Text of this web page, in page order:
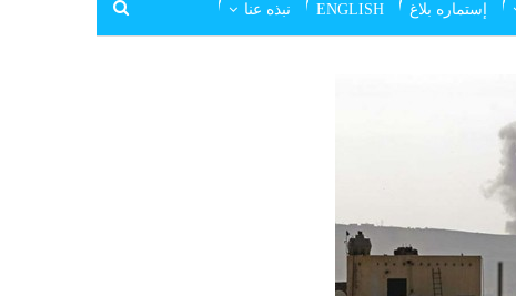
إستماره بلاغ ENGLISH نبذه عنا